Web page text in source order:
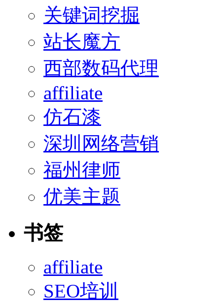
关键词挖掘
站长魔方
西部数码代理
affiliate
仿石漆
深圳网络营销
福州律师
优美主题
书签
affiliate
SEO培训